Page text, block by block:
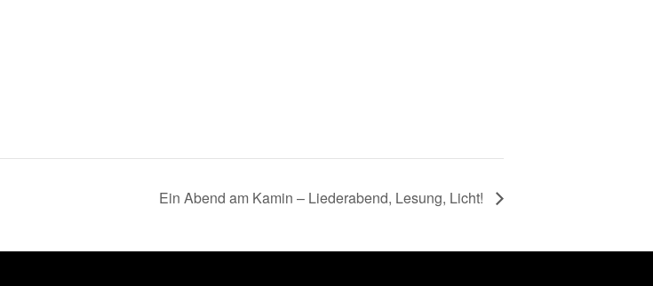
Ein Abend am Kamin – Liederabend, Lesung, Licht!